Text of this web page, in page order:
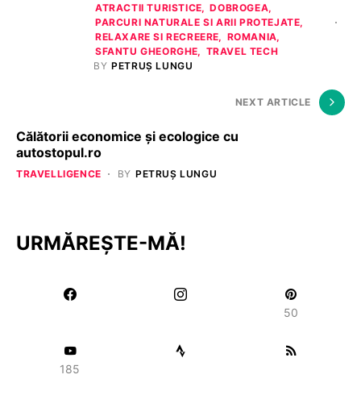
ATRACTII TURISTICE
DOBROGEA
PARCURI NATURALE SI ARII PROTEJATE
RELAXARE SI RECREERE
ROMANIA
SFANTU GHEORGHE
TRAVEL TECH
BY PETRUȘ LUNGU
NEXT ARTICLE
Călătorii economice și ecologice cu
autostopul.ro
TRAVELLIGENCE BY PETRUȘ LUNGU
URMĂREȘTE-MĂ!
50
185